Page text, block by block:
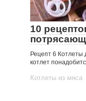
10
Рецепт 6 Котлеты
котлет
Котлеты из мяса